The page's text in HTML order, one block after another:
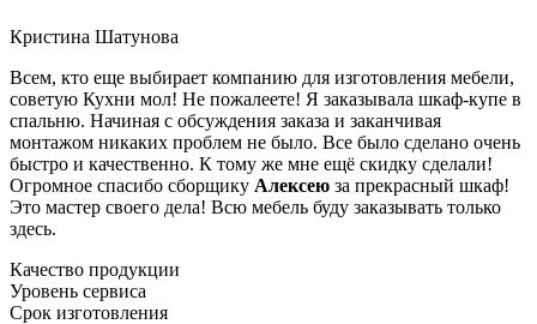
Кристина Шатунова
Всем, кто еще выбирает компанию для изготовления мебели,
советую Кухни мол! Не пожалеете! Я заказывала шкаф-купе в
спальню. Начиная с обсуждения заказа и заканчивая
монтажом никаких проблем не было. Все было сделано очень
быстро и качественно. К тому же мне ещё скидку сделали!
Огромное спасибо сборщику Алексею за прекрасный шкаф!
Это мастер своего дела! Всю мебель буду заказывать только
здесь.
Качество продукции
Уровень сервиса
Срок изготовления